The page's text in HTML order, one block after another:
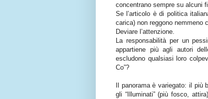
concentrano sempre su alcuni
Se l’articolo è di politica
carica) non reggono nemmeno
Deviare l’attenzione.
La responsabilità per un
appartiene più agli autori
escludono qualsiasi loro
Co”?
Il panorama è variegato: il più
gli “Illuminati” (più fosco,